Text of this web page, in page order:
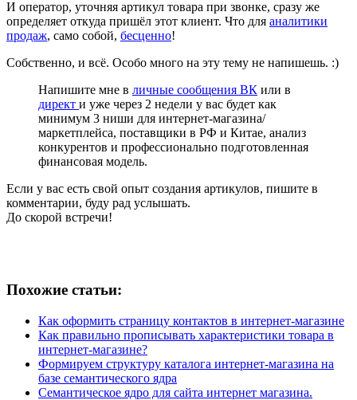
И оператор, уточняя артикул товара при звонке, сразу же
определяет откуда пришёл этот клиент. Что для аналитики
продаж, само собой, бесценно!
Собственно, и всё. Особо много на эту тему не напишешь. :)
Напишите мне в личные сообщения ВК или в
директ и уже через 2 недели у вас будет как
минимум 3 ниши для интернет-магазина/
маркетплейса, поставщики в РФ и Китае, анализ
конкурентов и профессионально подготовленная
финансовая модель.
Если у вас есть свой опыт создания артикулов, пишите в
комментарии, буду рад услышать.
До скорой встречи!
Похожие статьи:
Как оформить страницу контактов в интернет-магазине
Как правильно прописывать характеристики товара в
интернет-магазине?
Формируем структуру каталога интернет-магазина на
базе семантического ядра
Семантическое ядро для сайта интернет магазина.